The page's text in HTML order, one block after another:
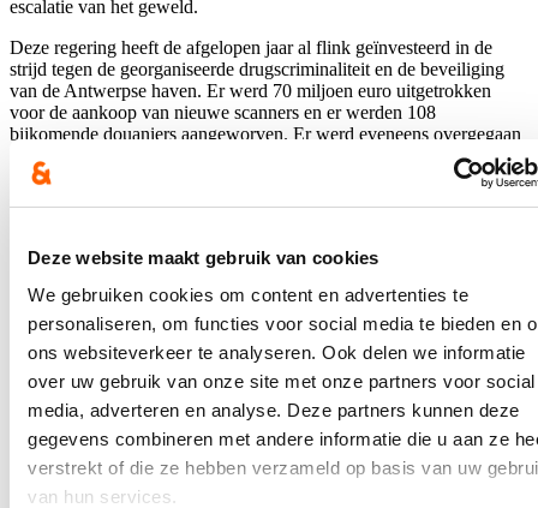
Deze website maakt gebruik van cookies
We gebruiken cookies om content en advertenties te
personaliseren, om functies voor social media te bieden en
ons websiteverkeer te analyseren. Ook delen we informatie
over uw gebruik van onze site met onze partners voor social
media, adverteren en analyse. Deze partners kunnen deze
gegevens combineren met andere informatie die u aan ze
verstrekt of die ze hebben verzameld op basis van uw
van hun services.
escalatie van het geweld.
Deze regering heeft de afgelopen jaar al flink geïnvesteerd in de
strijd tegen de georganiseerde drugscriminaliteit en de beveiliging
van de Antwerpse haven. Er werd 70 miljoen euro uitgetrokken
voor de aankoop van nieuwe scanners en er werden 108
bijkomende douaniers aangeworven. Er werd eveneens overgegaan
beveiligingsagenten zal tellen. De rekruteringen daarvoor zijn volop
Federale Scheepvaartpolitie verder versterkt met extra mankrachten.
Aan het begin van het jaar werd het aantal ploegen op het terrein
bovendien al fors opgedreven, wat tot een verdrievoudiging van het
aantal ploegen dat ’s nachts actief is leidde, onder meer door steun
van de federale reserve.
Maar we moeten verder blijven investeren om onze havens veilig te
houden.Ik wees er ook op waakzaam te zijn dat dezeproblematiek
zich niet verlegt naar andere havens, zoals deze van Zeebrugge.
Ook daar moeten we klaar zijn om in te grijpen wanneer dat nodig
blijkt.